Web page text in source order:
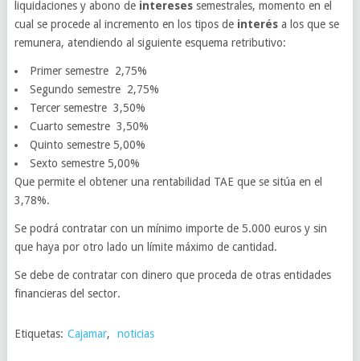
liquidaciones y abono de interesessemestrales, momento en el
cual se procede al incremento en los tipos de interésa los que se
remunera, atendiendo al siguiente esquema retributivo:
Primer semestre 2,75%
Segundo semestre 2,75%
Tercer semestre 3,50%
Cuarto semestre 3,50%
Quinto semestre 5,00%
Sexto semestre 5,00%
Que permite el obtener una rentabilidad TAE que se sitúa en el
3,78%.
Se podrá contratar con un mínimo importe de 5.000 euros y sin
que haya por otro lado un límite máximo de cantidad.
Se debe de contratar con dinero que proceda de otras entidades
financieras del sector.
Etiquetas: Cajamar, noticias